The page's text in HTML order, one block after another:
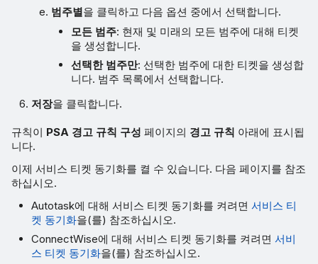
범주별을 클릭하고 다음 옵션 중에서 선택합니다.
모든 범주: 현재 및 미래의 모든 범주에 대해 티켓
을 생성합니다.
선택한 범주만: 선택한 범주에 대한 티켓을 생성합
니다. 범주 목록에서 선택합니다.
저장을 클릭합니다.
규칙이 PSA 경고 규칙 구성 페이지의 경고 규칙 아래에 표시됩
니다.
이제 서비스 티켓 동기화를 켤 수 있습니다. 다음 페이지를 참조
하십시오.
Autotask에 대해 서비스 티켓 동기화를 켜려면서비스 티
켓 동기화을(를) 참조하십시오.
ConnectWise에 대해 서비스 티켓 동기화를 켜려면서비
스 티켓 동기화을(를) 참조하십시오.